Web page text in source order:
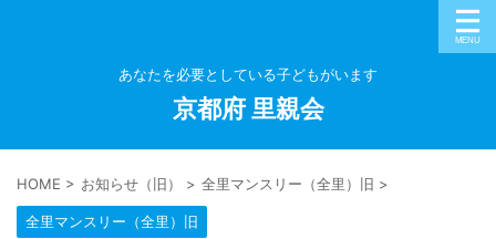
あなたを必要としている子どもがいます
京都府 里親会
HOME > お知らせ（旧） > 全里マンスリー（全里）旧 >
全里マンスリー（全里）旧